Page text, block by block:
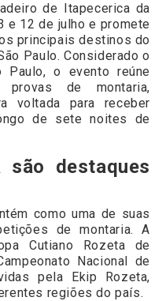
de Itapecerica da
e 12 de julho e promete
principais destinos do
Paulo. Considerado o
Paulo, o evento reúne
provas de montaria,
voltada para receber
de sete noites de
são destaques
como uma de suas
de montaria. A
Cutiano Rozeta de
Nacional de
pela Ekip Rozeta,
regiões do país.